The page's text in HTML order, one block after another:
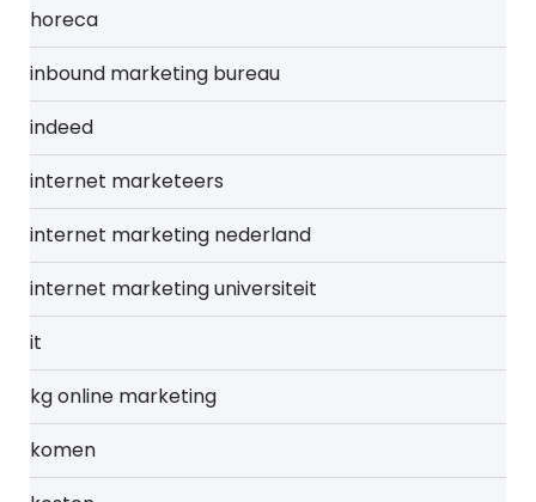
horeca
inbound marketing bureau
indeed
internet marketeers
internet marketing nederland
internet marketing universiteit
it
kg online marketing
komen